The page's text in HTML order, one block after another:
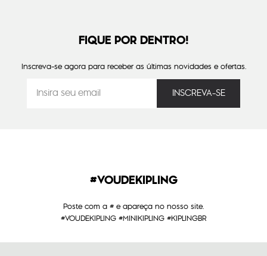
FIQUE POR DENTRO!
Inscreva-se agora para receber as últimas novidades e ofertas.
#VOUDEKIPLING
Poste com a # e apareça no nosso site.
#VOUDEKIPLING #MINIKIPLING #KIPLINGBR